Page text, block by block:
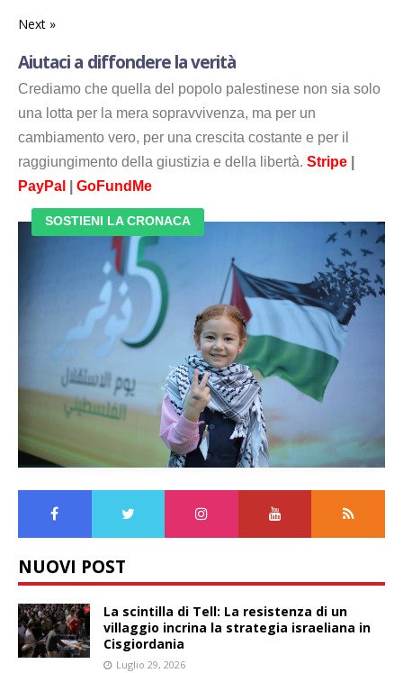
Next »
Aiutaci a diffondere la verità
Crediamo che quella del popolo palestinese non sia solo
una lotta per la mera sopravvivenza, ma per un
cambiamento vero, per una crescita costante e per il
raggiungimento della giustizia e della libertà. Stripe
PayPal
GoFundMe
SOSTIENI LA CRONACA
NUOVI POST
La scintilla di Tell: La resistenza di un
villaggio incrina la strategia israeliana in
Cisgiordania
Luglio 29, 2026